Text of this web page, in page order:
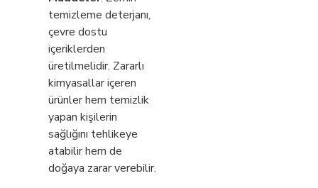
temizleme deterjanı,
çevre dostu
içeriklerden
üretilmelidir. Zararlı
kimyasallar içeren
ürünler hem temizlik
yapan kişilerin
sağlığını tehlikeye
atabilir hem de
doğaya zarar verebilir.